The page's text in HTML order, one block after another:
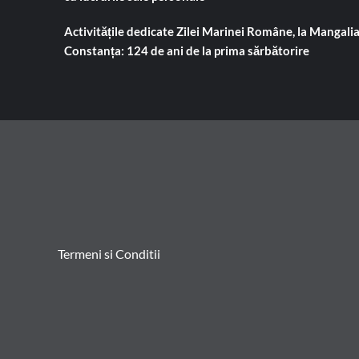
Activitățile dedicate Zilei Marinei Române, la
Constanța: 124 de ani de la prima sărbătorire
Termeni si Conditii